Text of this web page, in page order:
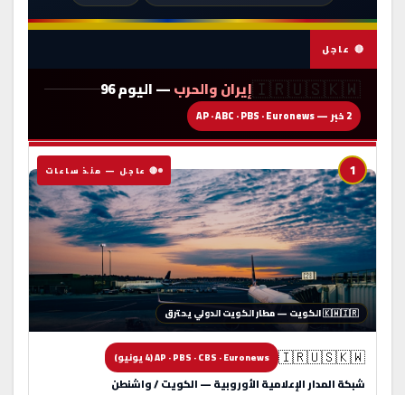
🔴 عاجل
🇮🇷🇺🇸🇰🇼إيران والحرب— اليوم 96
2 خبر — AP · ABC · PBS · Euronews
1 🔴 عاجل — منذ ساعات
🇰🇼🇮🇷 الكويت — مطار الكويت الدولي يحترق
🇮🇷🇺🇸🇰🇼 AP · PBS · CBS · Euronews (4 يونيو)
شبكة المدار الإعلامية الأوروبية — الكويت / واشنطن